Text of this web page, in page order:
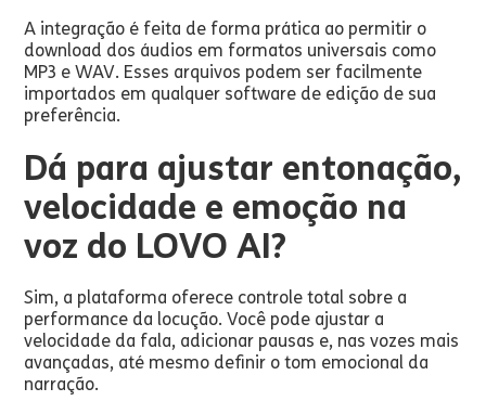
A integração é feita de forma prática ao permitir o
download dos áudios em formatos universais como
MP3 e WAV. Esses arquivos podem ser facilmente
importados em qualquer software de edição de sua
preferência.
Dá para ajustar entonação,
velocidade e emoção na
voz do LOVO AI?
Sim, a plataforma oferece controle total sobre a
performance da locução. Você pode ajustar a
velocidade da fala, adicionar pausas e, nas vozes mais
avançadas, até mesmo definir o tom emocional da
narração.